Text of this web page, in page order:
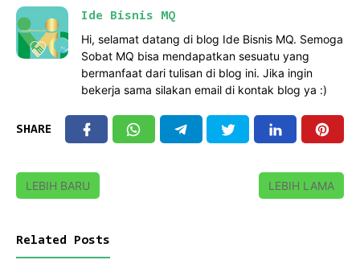
Ide Bisnis MQ
Hi, selamat datang di blog Ide Bisnis MQ. Semoga
Sobat MQ bisa mendapatkan sesuatu yang
bermanfaat dari tulisan di blog ini. Jika ingin
bekerja sama silakan email di kontak blog ya :)
SHARE
LEBIH BARU LEBIH LAMA
Related Posts